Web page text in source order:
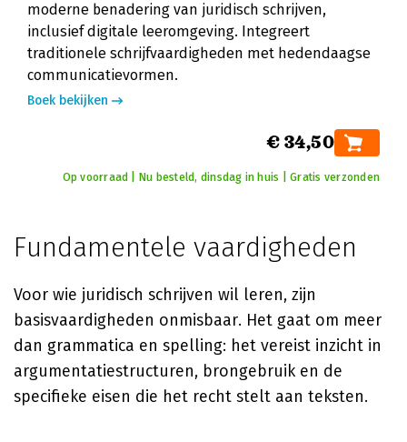
moderne benadering van juridisch schrijven,
inclusief digitale leeromgeving. Integreert
traditionele schrijfvaardigheden met hedendaagse
communicatievormen.
Boek bekijken
€ 34,50
Op voorraad | Nu besteld, dinsdag in huis | Gratis verzonden
Fundamentele vaardigheden
Voor wie juridisch schrijven wil leren, zijn
basisvaardigheden onmisbaar. Het gaat om meer
dan grammatica en spelling: het vereist inzicht in
argumentatiestructuren, brongebruik en de
specifieke eisen die het recht stelt aan teksten.